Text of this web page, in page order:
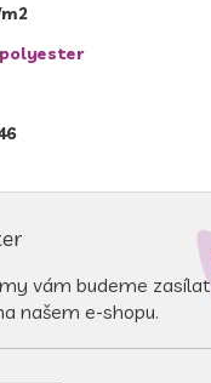
polyester
vám budeme
našem e-shopu.